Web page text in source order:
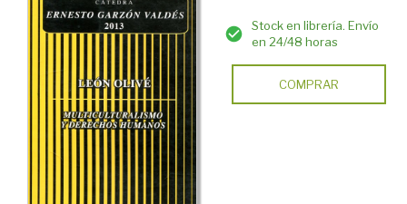
Stock en librería. Envío
en 24/48 horas
COMPRAR